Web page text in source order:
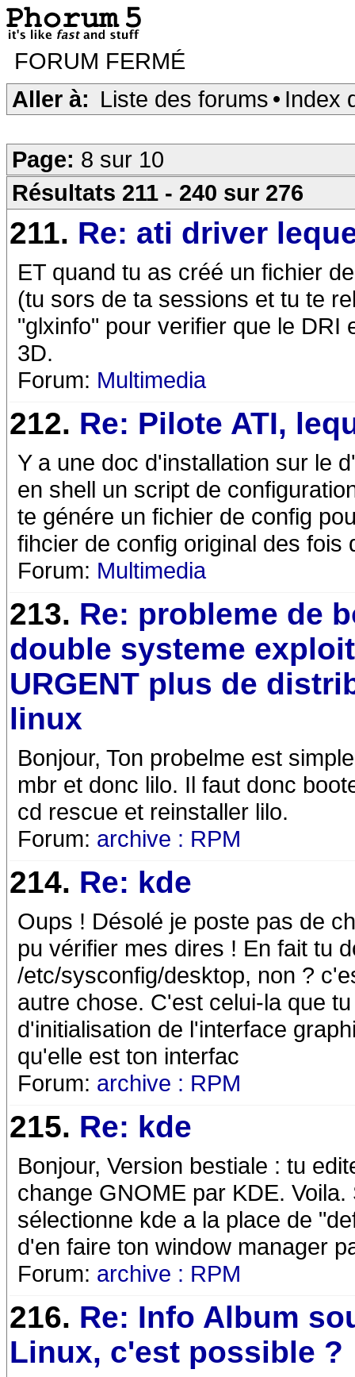
FORUM FERMÉ
Aller à: Liste des forums • Index
Page: 8 sur 10
Résultats 211 - 240 sur 276
211. Re: ati driver
ET quand tu as créé un fichier
(tu sors de ta sessions et tu te
"glxinfo" pour verifier que le DRI
3D.
Forum: Multimedia
212. Re: Pilote ATI,
Y a une doc d'installation sur le
en shell un script de
te génére un fichier de config
fihcier de config original des fois
Forum: Multimedia
213. Re: probleme de
double systeme
URGENT plus de
linux
Bonjour, Ton probelme est
mbr et donc lilo. Il faut donc
cd rescue et reinstaller lilo.
Forum: archive : RPM
214. Re: kde
Oups ! Désolé je poste pas de
pu vérifier mes dires ! En fait tu
/etc/sysconfig/desktop, non ?
autre chose. C'est celui-la que
d'initialisation de l'interface
qu'elle est ton interfac
Forum: archive : RPM
215. Re: kde
Bonjour, Version bestiale : tu
change GNOME par KDE.
sélectionne kde a la place de
d'en faire ton window manager
Forum: archive : RPM
216. Re: Info Album
Linux, c'est possible ?